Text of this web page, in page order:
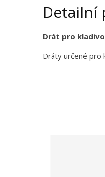
Detailní
Drát pro
Dráty určené pro